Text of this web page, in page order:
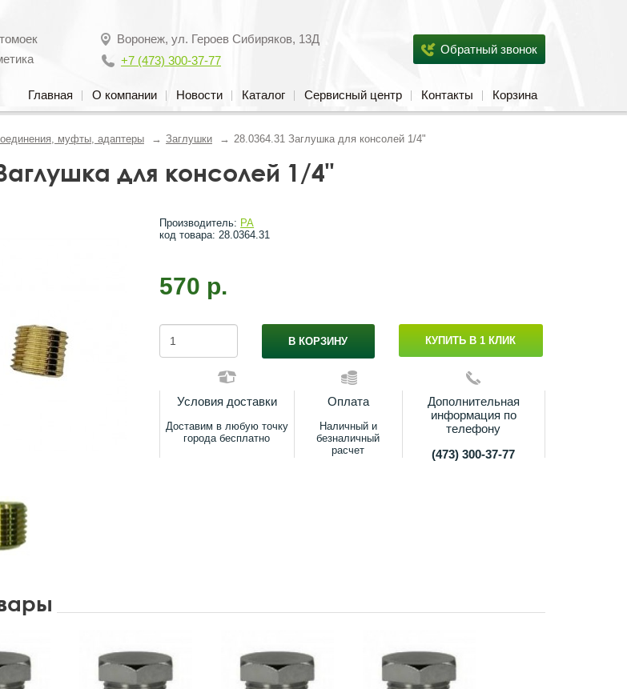
Воронеж, ул. Героев Сибиряков, 13Д
+7 (473) 300-37-77
Обратный звонок
Главная О компании Новости Каталог Сервисный центр Контакты Корзина
муфты, адаптeры Заглушки 28.0364.31 Заглушка для консолей 1/4"
для консолей 1/4"
Производитель: PA
код товара: 28.0364.31
570 р.
В КОРЗИНУ КУПИТЬ В 1 КЛИК
Условия доставки
Доставим в любую точку
города бесплатно
Оплата
Наличный и
безналичный
расчет
Дополнительная
информация по
телефону
(473) 300-37-77